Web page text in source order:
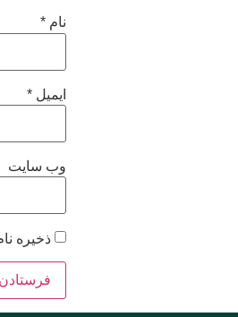
نام *
ایمیل *
وب‌ سایت
ذخیره